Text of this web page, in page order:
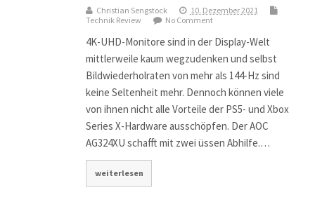
Christian Sengstock
10. Dezember 2021
Technik Review
No Comment
4K-UHD-Monitore sind in der Display-Welt
mittlerweile kaum wegzudenken und selbst
Bildwiederholraten von mehr als 144-Hz sind
keine Seltenheit mehr. Dennoch können viele
von ihnen nicht alle Vorteile der PS5- und Xbox
Series X-Hardware ausschöpfen. Der AOC
AG324XU schafft mit zwei üssen Abhilfe.…
weiterlesen